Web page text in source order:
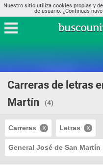
Nuestro sitio utiliza cookies propias y
de usuario. ¿Continuas
Carreras de letras
Martín
(4)
Carreras Letras
General José de San Martín